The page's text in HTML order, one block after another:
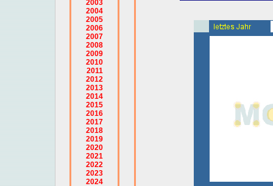
2003
2004
2005
2006
2007
2008
2009
2010
2011
2012
2013
2014
2015
2016
2017
2018
2019
2020
2021
2022
2023
2024